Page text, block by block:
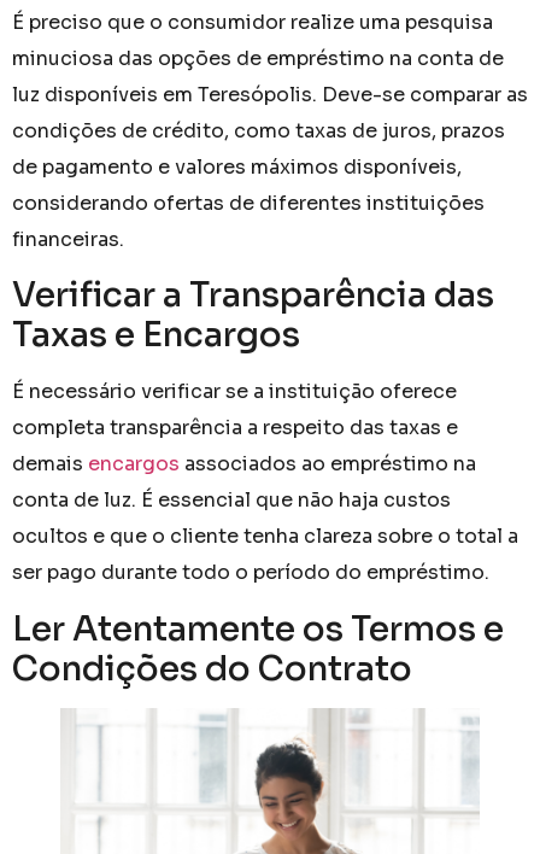
É preciso que o consumidor realize uma pesquisa
minuciosa das opções de empréstimo na conta de
luz disponíveis em Teresópolis. Deve-se comparar as
condições de crédito, como taxas de juros, prazos
de pagamento e valores máximos disponíveis,
considerando ofertas de diferentes instituições
financeiras.
Verificar a Transparência das
Taxas e Encargos
É necessário verificar se a instituição oferece
completa transparência a respeito das taxas e
demais encargos associados ao empréstimo na
conta de luz. É essencial que não haja custos
ocultos e que o cliente tenha clareza sobre o total a
ser pago durante todo o período do empréstimo.
Ler Atentamente os Termos e
Condições do Contrato